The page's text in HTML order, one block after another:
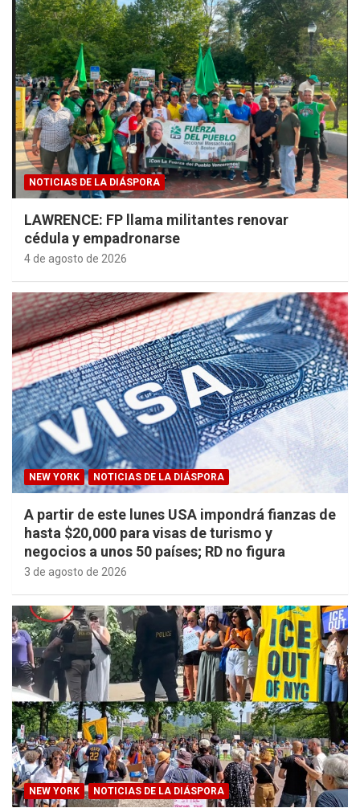
NOTICIAS DE LA DIÁSPORA
LAWRENCE: FP llama militantes renovar
cédula y empadronarse
4 de agosto de 2026
NEW YORK NOTICIAS DE LA DIÁSPORA
A partir de este lunes USA impondrá fianzas de
hasta $20,000 para visas de turismo y
negocios a unos 50 países; RD no figura
3 de agosto de 2026
NEW YORK NOTICIAS DE LA DIÁSPORA